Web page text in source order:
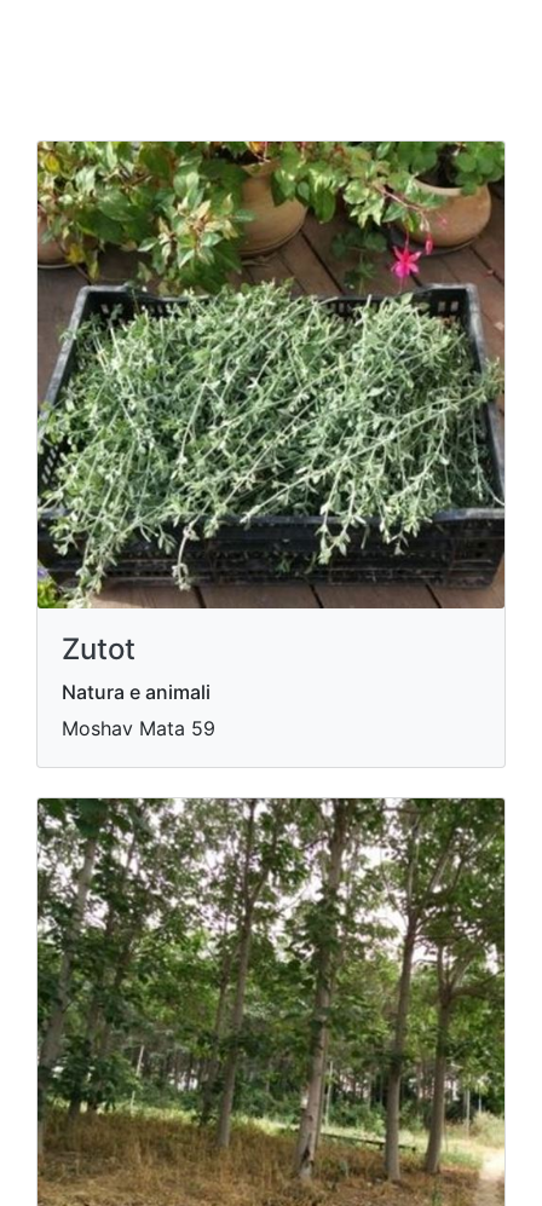
Zutot
Natura e animali
Moshav Mata 59